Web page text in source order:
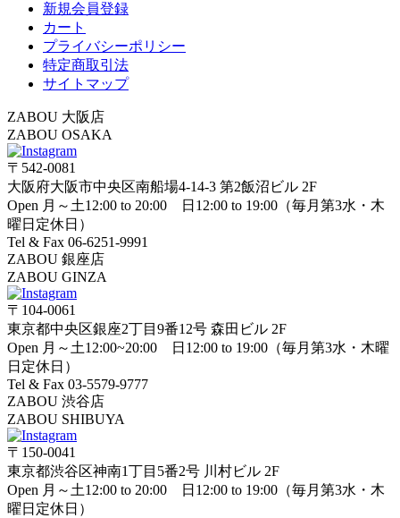
新規会員登録
カート
プライバシーポリシー
特定商取引法
サイトマップ
ZABOU 大阪店
ZABOU OSAKA
〒542-0081
大阪府大阪市中央区南船場4-14-3 第2飯沼ビル 2F
Open 月～土12:00 to 20:00 日12:00 to 19:00（毎月第3水・木
曜日定休日）
Tel & Fax 06-6251-9991
ZABOU 銀座店
ZABOU GINZA
〒104-0061
東京都中央区銀座2丁目9番12号 森田ビル 2F
Open 月～土12:00~20:00 日12:00 to 19:00（毎月第3水・木曜
日定休日）
Tel & Fax 03-5579-9777
ZABOU 渋谷店
ZABOU SHIBUYA
〒150-0041
東京都渋谷区神南1丁目5番2号 川村ビル 2F
Open 月～土12:00 to 20:00 日12:00 to 19:00（毎月第3水・木
曜日定休日）